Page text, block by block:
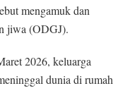
mengamuk dan
jiwa (ODGJ).
2026, keluarga
dunia di rumah